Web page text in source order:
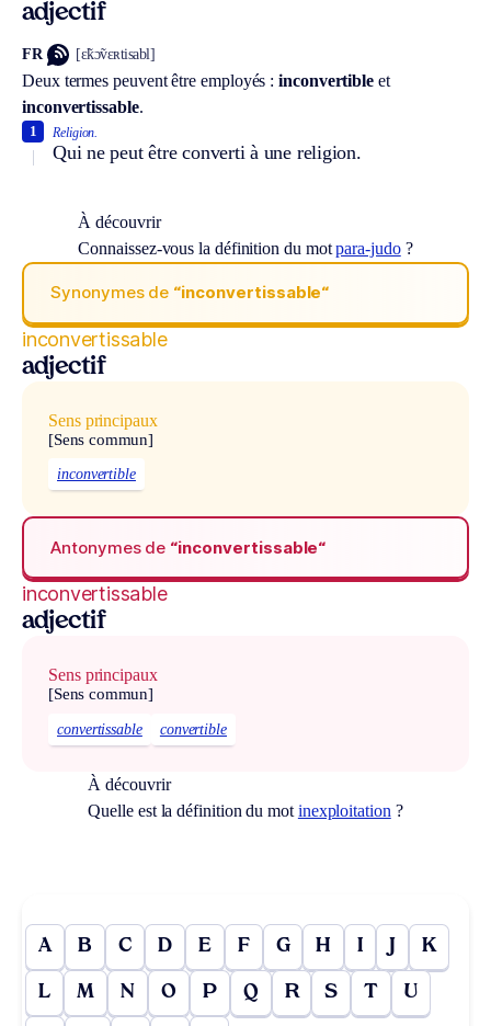
adjectif
FR [ɛ̃kɔ̃vɛʀtisabl]
Deux termes peuvent être employés :inconvertibleet
inconvertissable.
Religion.
Qui ne peut être converti à une religion.
1
À découvrir
Connaissez-vous la définition du motpara-judo?
Synonymes de “inconvertissable“
inconvertissable
adjectif
Sens principaux
[Sens commun]
inconvertible
Antonymes de “inconvertissable“
inconvertissable
adjectif
Sens principaux
[Sens commun]
convertissable convertible
À découvrir
Quelle est la définition du mot inexploitation ?
A B C D E F G H I J K
L M N O P Q R S T U